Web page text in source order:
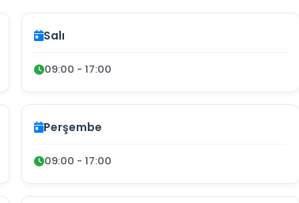
Salı
09:00 - 17:00
Perşembe
09:00 - 17:00